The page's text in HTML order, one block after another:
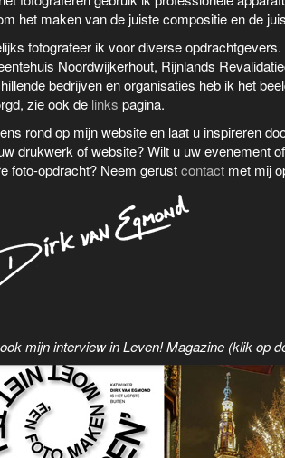
het maken van de juiste compositie en de
fotografeer ik voor diverse
Noordwijkerhout, Rijnlands
bedrijven en organisaties heb ik het
zie ook de links pagina.
rond op mijn website en laat u inspireren
drukwerk of website? Wilt u uw evenement
foto-opdracht? Neem gerustcontact met mij
mijn interview in Leven! Magazine (klik op